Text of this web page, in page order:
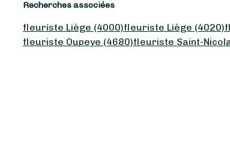
Recherches associées
fleuriste Liège (4000)fleuriste Liège (4020)
fleuriste Oupeye (4680)fleuriste Saint-